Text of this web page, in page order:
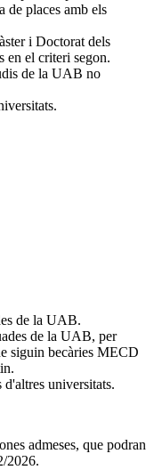
de places amb els
i Doctorat dels
en el criteri segon.
de la UAB no
de la UAB.
de la UAB, per
siguin becàries MECD
d'altres universitats.
admeses, que podran
2026.